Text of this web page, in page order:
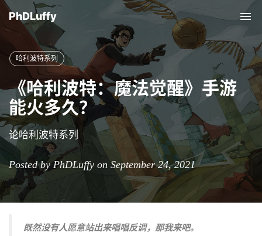
PhDLuffy
哈利波特系列
《哈利波特：魔法觉醒》手游
能火多久？
论哈利波特系列
Posted by PhDLuffy on September 24, 2021
既然没有人愿意站出来唱唱反调，那我来吧。